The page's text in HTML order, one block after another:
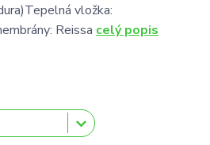
vložka:
Reissa celý popis